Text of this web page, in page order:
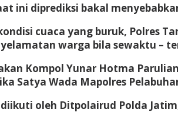
ini diprediksi bakal
cuaca yang buruk, Polres
warga bila sewaktu –
Kompol Yunar Hotma
Satya Wada Mapolres
oleh Ditpolairud Polda